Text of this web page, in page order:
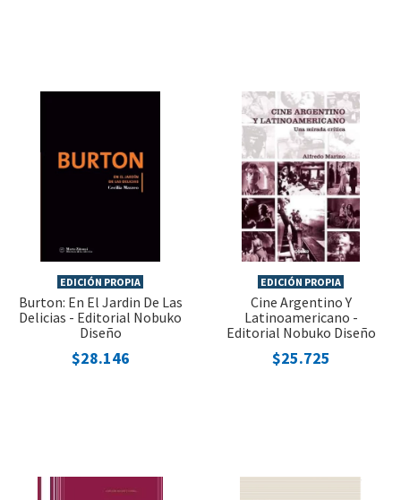
EDICIÓN PROPIA
Burton: En El Jardin De Las
Delicias - Editorial Nobuko
Diseño
$28.146
EDICIÓN PROPIA
Cine Argentino Y
Latinoamericano -
Editorial Nobuko Diseño
$25.725